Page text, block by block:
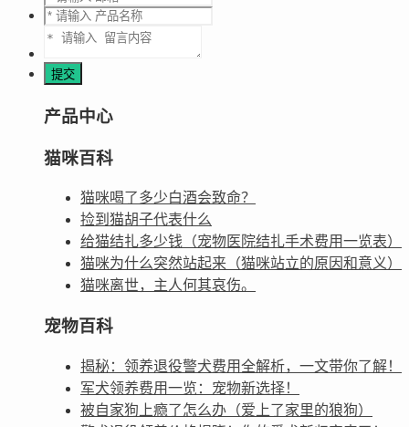
产品中心
猫咪百科
猫咪喝了多少白酒会致命？
捡到猫胡子代表什么
给猫结扎多少钱（宠物医院结扎手术费用一览表）
猫咪为什么突然站起来（猫咪站立的原因和意义）
猫咪离世，主人何其哀伤。
宠物百科
揭秘：领养退役警犬费用全解析，一文带你了解！
军犬领养费用一览：宠物新选择！
被自家狗上瘾了怎么办（爱上了家里的狼狗）